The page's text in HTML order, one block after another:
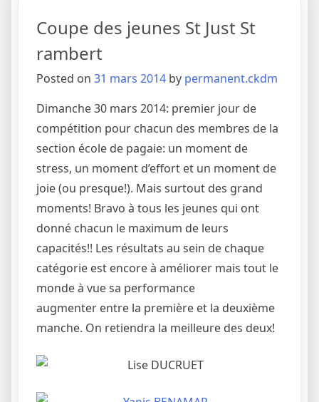
Coupe des jeunes St Just St
rambert
Posted on 31 mars 2014 by permanent.ckdm
Dimanche 30 mars 2014: premier jour de
compétition pour chacun des membres de la
section école de pagaie: un moment de
stress, un moment d’effort et un moment de
joie (ou presque!). Mais surtout des grand
moments! Bravo à tous les jeunes qui ont
donné chacun le maximum de leurs
capacités!! Les résultats au sein de chaque
catégorie est encore à améliorer mais tout le
monde à vue sa performance
augmenter entre la première et la deuxième
manche. On retiendra la meilleure des deux!